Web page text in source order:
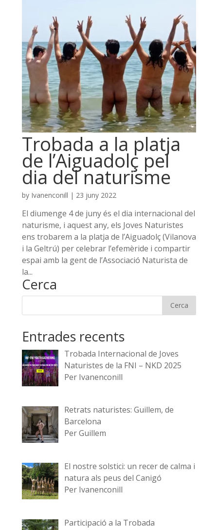
Trobada a la platja
de l’Aiguadolç pel
dia del naturisme
by Ivanenconill | 23 juny 2022
El diumenge 4 de juny és el dia internacional del
naturisme, i aquest any, els Joves Naturistes
ens trobarem a la platja de l’Aiguadolç (Vilanova
i la Geltrú) per celebrar l’efemèride i compartir
espai amb la gent de l’Associació Naturista de
la...
Cerca
Entrades recents
Trobada Internacional de Joves
Naturistes de la FNI – NKD 2025
Per Ivanenconill
Retrats naturistes: Guillem, de
Barcelona
Per Guillem
El nostre solstici: un recer de calma i
natura als peus del Canigó
Per Ivanenconill
Participació a la Trobada